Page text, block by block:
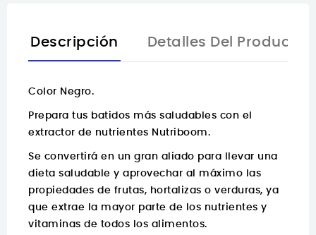
Descripción Detalles Del Producto
Color Negro.
Prepara tus batidos más saludables con el
extractor de nutrientes Nutriboom.
Se convertirá en un gran aliado para llevar una
dieta saludable y aprovechar al máximo las
propiedades de frutas, hortalizas o verduras, ya
que extrae la mayor parte de los nutrientes y
vitaminas de todos los alimentos.